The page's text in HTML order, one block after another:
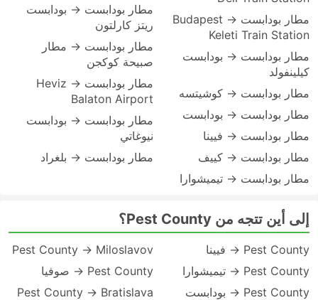
مطار بودابست → Budapest
Keleti Train Station
مطار بودابست → بودابست
كيلينفولد
مطار بودابست → كوشيتسه
مطار بودابست → بودابست
مطار بودابست → فيينا
مطار بودابست → كييف
مطار بودابست → تيميشوارا
مطار بودابست → بودابست
ريتز كارلتون
مطار بودابست → مطار
صبيحة كوكجن
مطار بودابست → Heviz
Balaton Airport
مطار بودابست → بودابست
نيوغاتي
مطار بودابست → بلغراد
إلى أين تتجه من Pest County؟
Pest County → فيينا
Pest County → تيميشوارا
Pest County → بودابست
Pest County → Miloslavov
Pest County → صوفيا
Pest County → Bratislava